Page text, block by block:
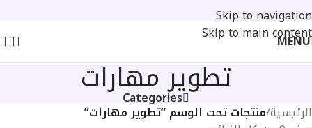
Skip to navigation
Skip to main content
MENU
تطوير مهارات
Categories
الرئيسية/منتجات تحت الوسم “تطوير مهارات”